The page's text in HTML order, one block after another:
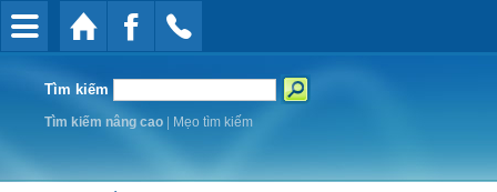
Tìm kiếm
Tìm kiếm nâng cao| Mẹo tìm kiếm